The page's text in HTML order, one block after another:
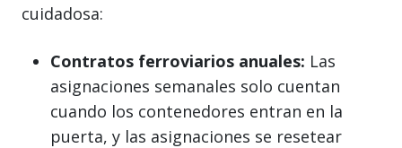
cuidadosa:
Contratos ferroviarios anuales: Las
asignaciones semanales solo cuentan
cuando los contenedores entran en la
puerta, y las asignaciones se resetear